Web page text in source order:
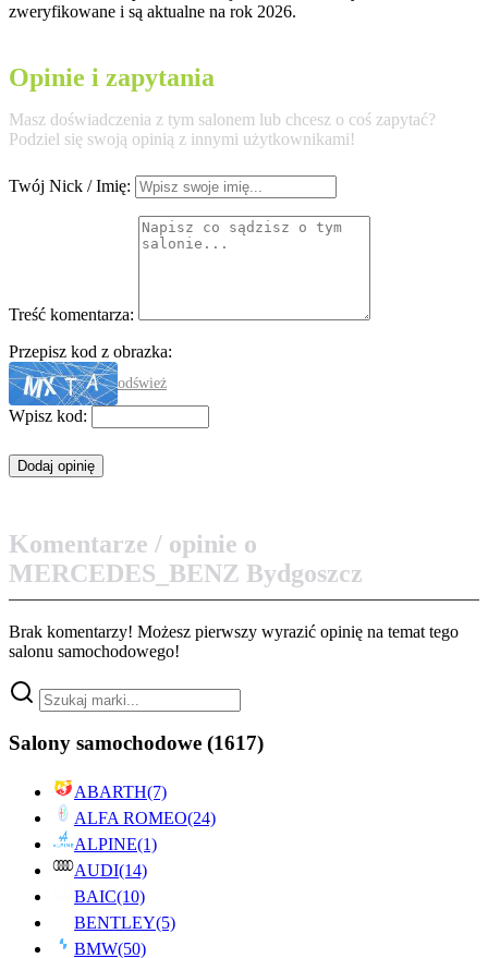
zweryfikowane i są aktualne na rok 2026.
Opinie i zapytania
Masz doświadczenia z tym salonem lub chcesz o coś zapytać?
Podziel się swoją opinią z innymi użytkownikami!
Twój Nick / Imię:
Treść komentarza:
Przepisz kod z obrazka:
odśwież
Wpisz kod:
Komentarze / opinie o
MERCEDES_BENZ Bydgoszcz
Brak komentarzy! Możesz pierwszy wyrazić opinię na temat tego
salonu samochodowego!
Salony samochodowe (1617)
ABARTH(7)
ALFA ROMEO(24)
ALPINE(1)
AUDI(14)
BAIC(10)
BENTLEY(5)
BMW(50)